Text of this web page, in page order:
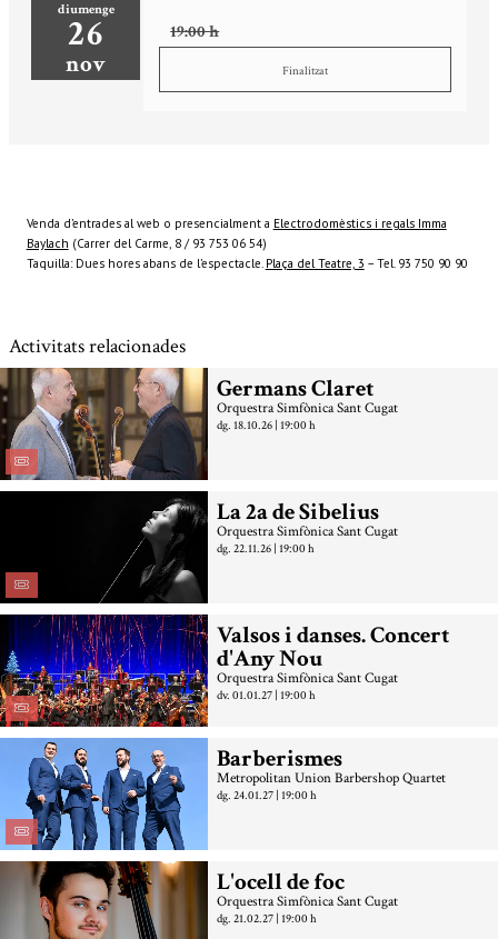
diumenge
26
nov
19:00 h
Finalitzat
Venda d’entrades al web o presencialment a Electrodomèstics i regals Imma
Baylach (Carrer del Carme, 8 / 93 753 06 54)
Taquilla: Dues hores abans de l’espectacle. Plaça del Teatre, 3 – Tel. 93 750 90 90
Activitats relacionades
Germans Claret
Orquestra Simfònica Sant Cugat
dg. 18.10.26| 19:00 h
La 2a de Sibelius
Orquestra Simfònica Sant Cugat
dg. 22.11.26| 19:00 h
Valsos i danses. Concert
d'Any Nou
Orquestra Simfònica Sant Cugat
dv. 01.01.27| 19:00 h
Barberismes
Metropolitan Union Barbershop Quartet
dg. 24.01.27| 19:00 h
L'ocell de foc
Orquestra Simfònica Sant Cugat
dg. 21.02.27| 19:00 h